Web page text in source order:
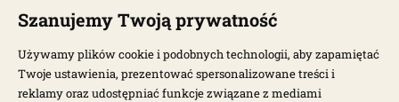
NEWSLETTER
Szanujemy Twoją prywatność
Używamy plików cookie i podobnych technologii, aby zapamiętać
Twoje ustawienia, prezentować spersonalizowane treści i
reklamy oraz udostępniać funkcje związane z mediami